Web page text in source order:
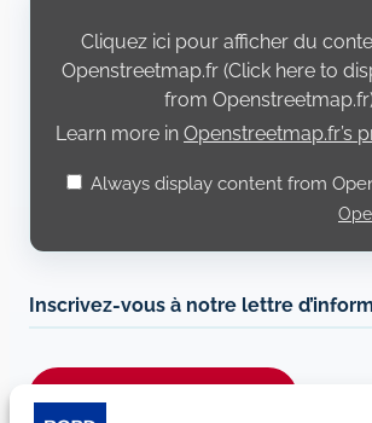
Openstreetmap.fr
Cliquez ici pour afficher du
Openstreetmap.fr (Click here to
from
Learn more in Openstreetmap.fr’s
Always display content from
Inscrivez-vous à notre lettre